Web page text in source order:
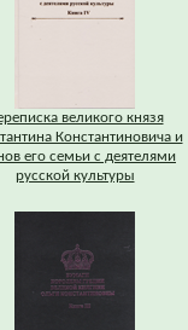
великого князя
Константиновича и
его семьи с деятелями
русской культуры